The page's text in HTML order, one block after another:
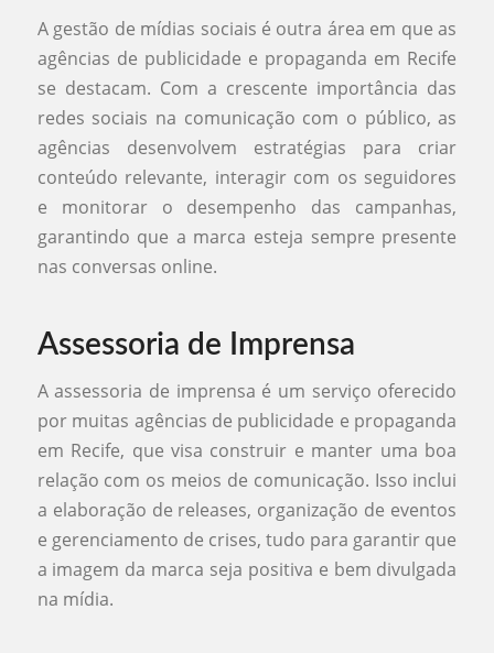
A gestão de mídias sociais é outra área em que as
agências de publicidade e propaganda em Recife
se destacam. Com a crescente importância das
redes sociais na comunicação com o público, as
agências desenvolvem estratégias para criar
conteúdo relevante, interagir com os seguidores
e monitorar o desempenho das campanhas,
garantindo que a marca esteja sempre presente
nas conversas online.
Assessoria de Imprensa
A assessoria de imprensa é um serviço oferecido
por muitas agências de publicidade e propaganda
em Recife, que visa construir e manter uma boa
relação com os meios de comunicação. Isso inclui
a elaboração de releases, organização de eventos
e gerenciamento de crises, tudo para garantir que
a imagem da marca seja positiva e bem divulgada
na mídia.